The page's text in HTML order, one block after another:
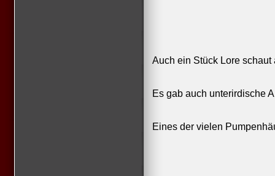
Auch ein Stück Lore schaut
Es gab auch unterirdische
Eines der vielen